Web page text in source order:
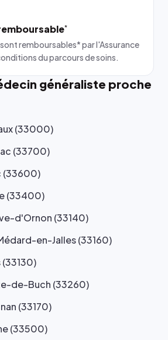
*
remboursables* par l'Assurance
du parcours de soins.
généraliste proche
(33000)
(33700)
(33600)
(33400)
d'Ornon (33140)
en-Jalles (33160)
de-Buch (33260)
(33170)
(33500)